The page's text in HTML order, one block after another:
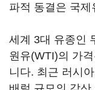
파적 동결은 국
세계 3대 유종인
원유(WTI)의 가
니다. 최근 러시